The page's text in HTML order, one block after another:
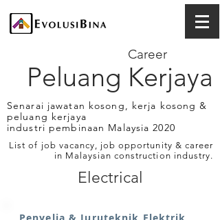
Peluang Kerjaya
Career
Senarai jawatan kosong, kerja kosong &
peluang kerjaya
industri pembinaan Malaysia 2020
List of job vacancy, job opportunity & career
in Malaysian construction industry.
Electrical